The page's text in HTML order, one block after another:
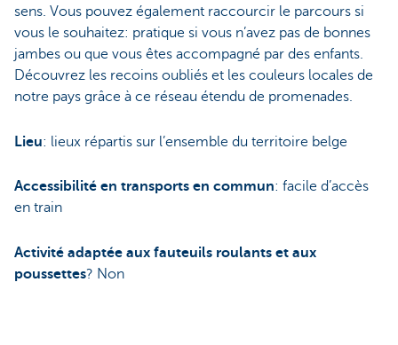
sens. Vous pouvez également raccourcir le parcours si
vous le souhaitez: pratique si vous n’avez pas de bonnes
jambes ou que vous êtes accompagné par des enfants.
Découvrez les recoins oubliés et les couleurs locales de
notre pays grâce à ce réseau étendu de promenades.
Lieu: lieux répartis sur l’ensemble du territoire belge
Accessibilité en transports en commun: facile d’accès
en train
Activité adaptée aux fauteuils roulants et aux
poussettes? Non